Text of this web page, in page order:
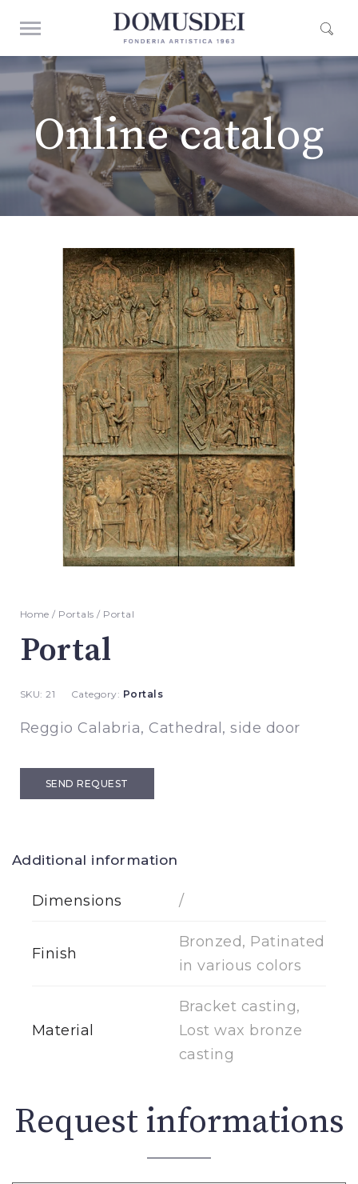
Online catalog
Home / Portals / Portal
Portal
SKU:21 Category: Portals
Reggio Calabria, Cathedral, side door
SEND REQUEST
Additional information
Dimensions /
Finish
Bronzed, Patinated
in various colors
Material
Bracket casting,
Lost wax bronze
casting
Request informations